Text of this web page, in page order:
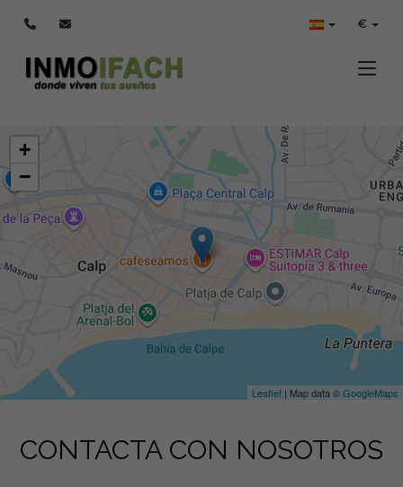
€
+
−
Leaflet | Map data ©GoogleMaps
CONTACTA CON NOSOTROS